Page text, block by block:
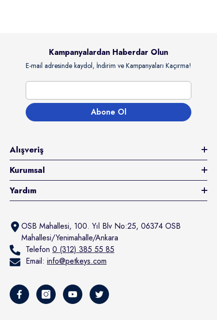
Kampanyalardan Haberdar Olun
E-mail adresinde kaydol, İndirim ve Kampanyaları Kaçırma!
Abone Ol
Alışveriş
Kurumsal
Yardım
OSB Mahallesi, 100. Yıl Blv No:25, 06374 OSB
Mahallesi/Yenimahalle/Ankara
Telefon 0 (312) 385 55 85
Email: info@petkeys.com